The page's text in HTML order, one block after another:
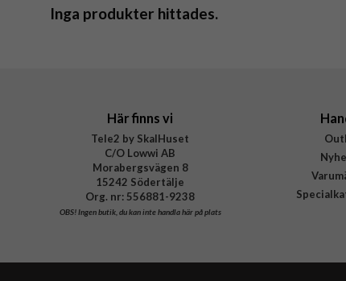
Inga produkter hittades.
Här finns vi
Tele2 by SkalHuset
C/O Lowwi AB
Morabergsvägen 8
15242 Södertälje
Org. nr: 556881-9238
OBS!Ingen butik, du kan inte handla här på plats